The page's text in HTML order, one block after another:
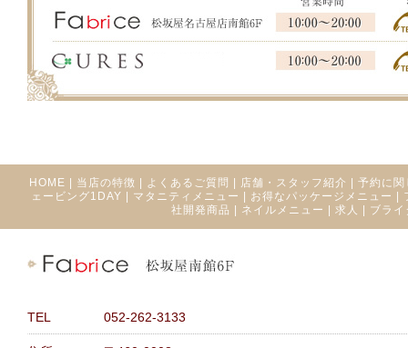
HOME 当店の特徴 よくあるご質問 店舗・スタッフ紹介
予約に関
ェービング1DAY
マタニティメニュー お得なパッケージメニュー
社開発商品
ネイルメニュー 求人 ブラ
TEL 052-262-3133